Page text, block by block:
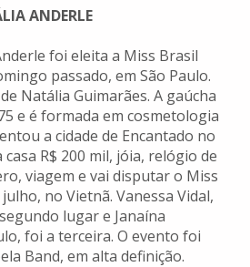
ANDERLE
foi eleita a Miss Brasil
passado, em São Paulo.
Natália Guimarães. A gaúcha
e é formada em cosmetologia
a cidade de Encantado no
casa R$ 200 mil, jóia, relógio de
viagem e vai disputar o Miss
no Vietnã. Vanessa Vidal,
lugar e Janaína
foi a terceira. O evento foi
Band, em alta definição.